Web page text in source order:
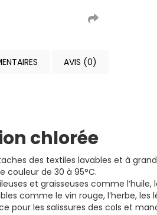
AVIS (0)
chlorée
des textiles lavables et à
couleur de 30 à 95°C.
et graisseuses comme
comme le vin rouge, l’herbe,
pour les salissures des cols et